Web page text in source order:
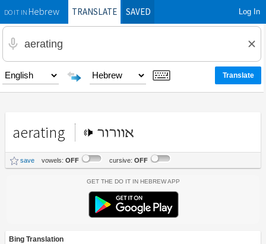
DO IT INHebrewTRANSLATE SAVED Log In
aerating אוורור
save vowels: OFF cursive: OFF
Get the Do It In Hebrew App
Bing Translation